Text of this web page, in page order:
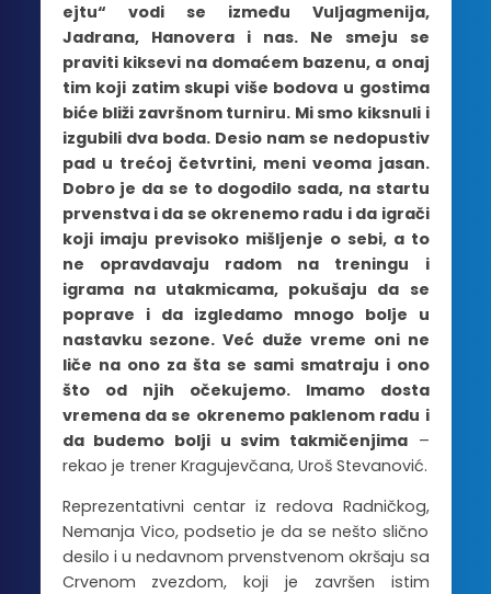
ejtu“ vodi se između Vuljagmenija,
Jadrana, Hanovera i nas. Ne smeju se
praviti kiksevi na domaćem bazenu, a onaj
tim koji zatim skupi više bodova u gostima
biće bliži završnom turniru. Mi smo kiksnuli i
izgubili dva boda. Desio nam se nedopustiv
pad u trećoj četvrtini, meni veoma jasan.
Dobro je da se to dogodilo sada, na startu
prvenstva i da se okrenemo radu i da igrači
koji imaju previsoko mišljenje o sebi, a to
ne opravdavaju radom na treningu i
igrama na utakmicama, pokušaju da se
poprave i da izgledamo mnogo bolje u
nastavku sezone. Već duže vreme oni ne
liče na ono za šta se sami smatraju i ono
što od njih očekujemo. Imamo dosta
vremena da se okrenemo paklenom radu i
da budemo bolji u svim takmičenjima–
rekao je trener Kragujevčana, Uroš Stevanović.
Reprezentativni centar iz redova Radničkog,
Nemanja Vico, podsetio je da se nešto slično
desilo i u nedavnom prvenstvenom okršaju sa
Crvenom zvezdom, koji je završen istim